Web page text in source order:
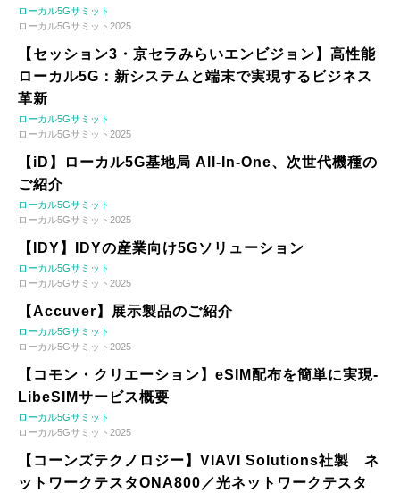
ローカル5Gサミット
ローカル5Gサミット2025
【セッション3・京セラみらいエンビジョン】高性能
ローカル5G：新システムと端末で実現するビジネス
革新
ローカル5Gサミット
ローカル5Gサミット2025
【iD】ローカル5G基地局 All-In-One、次世代機種の
ご紹介
ローカル5Gサミット
ローカル5Gサミット2025
【IDY】IDYの産業向け5Gソリューション
ローカル5Gサミット
ローカル5Gサミット2025
【Accuver】展示製品のご紹介
ローカル5Gサミット
ローカル5Gサミット2025
【コモン・クリエーション】eSIM配布を簡単に実現-
LibeSIMサービス概要
ローカル5Gサミット
ローカル5Gサミット2025
【コーンズテクノロジー】VIAVI Solutions社製 ネ
ットワークテスタONA800／光ネットワークテスタ